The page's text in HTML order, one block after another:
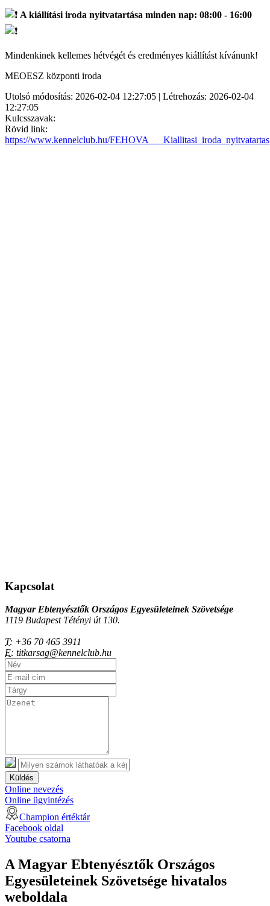
A kiállítási iroda nyitvatartása minden nap: 08:00 - 16:00
Mindenkinek kellemes hétvégét és eredményes kiállítást kívánunk!
MEOESZ központi iroda
Utolsó módosítás: 2026-02-04 12:27:05 | Létrehozás: 2026-02-04
12:27:05
Kulcsszavak:
Rövid link:
https://www.kennelclub.hu/FEHOVA___Kiallitasi_iroda_nyitvatartas
Kapcsolat
Magyar Ebtenyésztők Országos Egyesületeinek Szövetsége
1119 Budapest Tétényi út 130.
T: +36 70 465 3911
E: titkarsag@kennelclub.hu
Küldés
Online nevezés
Online ügyintézés
Champion értéktár
Facebook oldal
Youtube csatorna
A Magyar Ebtenyésztők Országos
Egyesületeinek Szövetsége hivatalos
weboldala